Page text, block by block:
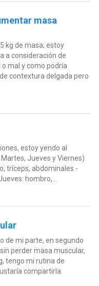
masa
kg de masa; estoy
a consideración de
mal y como podría
contextura delgada pero
estoy yendo al
Jueves y Viernes)
tríceps, abdominales -
hombro,...
de mi parte, en segundo
perder masa muscular,
tengo mi rutina de
compartirla